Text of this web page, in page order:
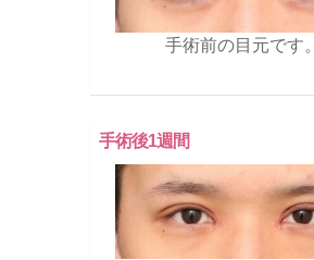
手術前の目元です。
手術後1週間